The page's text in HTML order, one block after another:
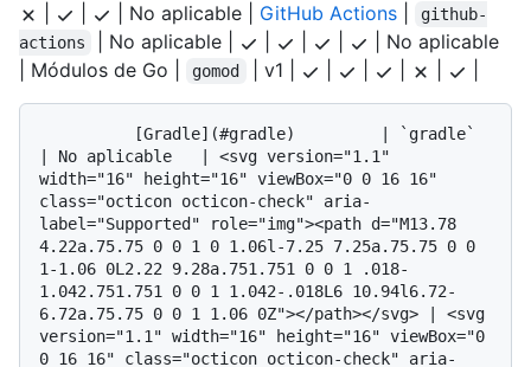
| No aplicable | GitHub Actions
github-
actions
| No aplicable |
| No aplicable
| Módulos de Go |
gomod | v1 |
| No aplicable   | <svg version="1.1"
width="16" height="16" viewBox="0 0 16 16"
class="octicon octicon-check" aria-
label="Supported" role="img"><path d="M13.78
4.22a.75.75 0 0 1 0 1.06l-7.25 7.25a.75.75 0 0
1-1.06 0L2.22 9.28a.751.751 0 0 1 .018-
1.042.751.751 0 0 1 1.042-.018L6 10.94l6.72-
6.72a.75.75 0 0 1 1.06 0Z"></path></svg> | <svg
version="1.1" width="16" height="16" viewBox="0
0 16 16" class="octicon octicon-check" aria-